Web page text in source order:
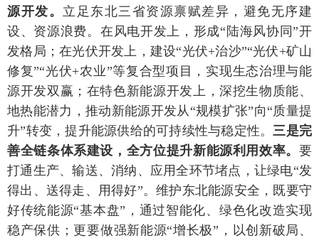
源开发。 立足东北三省资源禀赋差异，避免无序建
设、资源浪费。在风电开发上，形成“陆海风协同”开
发格局；在光伏开发上，建设“光伏+治沙”“光伏+矿山
修复”“光伏+农业”等复合型项目，实现生态治理与能
源开发双赢；在特色新能源开发上，深挖生物质能、
地热能潜力，推动新能源开发从“规模扩张”向“质量提
升”转变，提升能源供给的可持续性与稳定性。 三是完
善全链条体系建设，全方位提升新能源利用效率。 要
打通生产、输送、消纳、应用全环节堵点，让绿电“发
得出、送得走、用得好”。维护东北能源安全，既要守
好传统能源“基本盘”，通过智能化、绿色化改造实现
稳产保供；更要做强新能源“增长极”，以创新破局、